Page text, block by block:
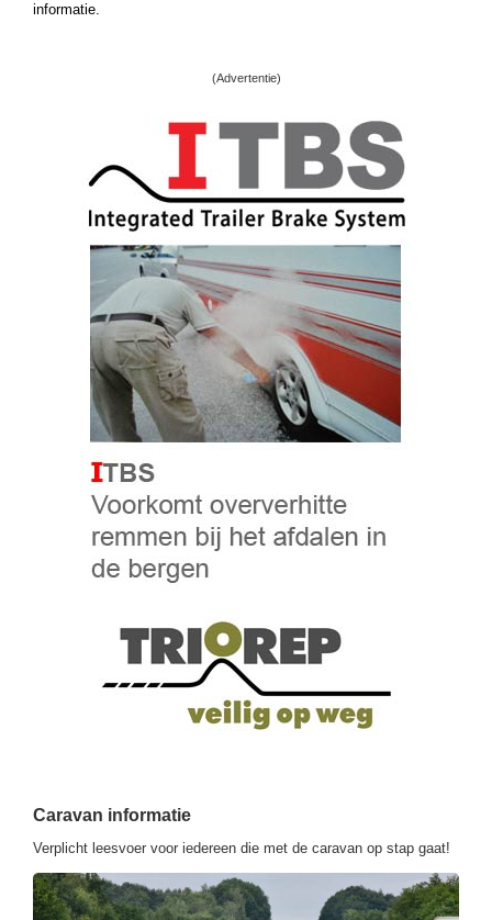
informatie.
(Advertentie)
Caravan informatie
Verplicht leesvoer voor iedereen die met de caravan op stap gaat!